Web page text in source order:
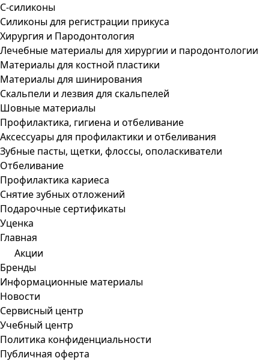
С-силиконы
Силиконы для регистрации прикуса
Хирургия и Пародонтология
Лечебные материалы для хирургии и пародонтологии
Материалы для костной пластики
Материалы для шинирования
Скальпели и лезвия для скальпелей
Шовные материалы
Профилактика, гигиена и отбеливание
Аксессуары для профилактики и отбеливания
Зубные пасты, щетки, флоссы, ополаскиватели
Отбеливание
Профилактика кариеса
Снятие зубных отложений
Подарочные сертификаты
Уценка
Главная
Акции
Бренды
Информационные материалы
Новости
Сервисный центр
Учебный центр
Политика конфиденциальности
Публичная оферта